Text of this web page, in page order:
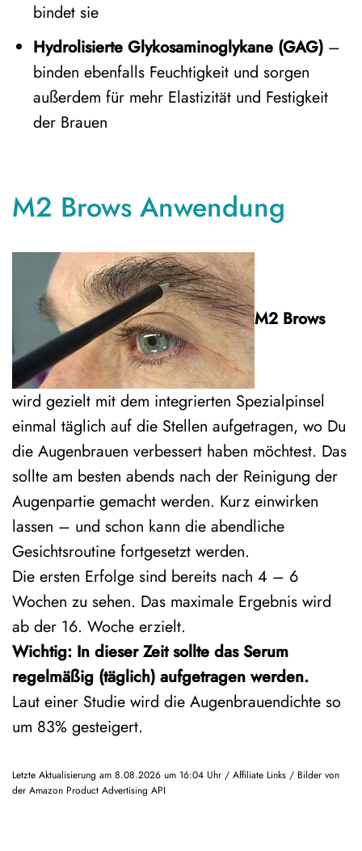
bindet sie
Hydrolisierte Glykosaminoglykane (GAG)–
binden ebenfalls Feuchtigkeit und sorgen
außerdem für mehr Elastizität und Festigkeit
der Brauen
M2 Brows Anwendung
M2 Brows
wird gezielt mit dem integrierten Spezialpinsel
einmal täglich auf die Stellen aufgetragen, wo Du
die Augenbrauen verbessert haben möchtest. Das
sollte am besten abends nach der Reinigung der
Augenpartie gemacht werden. Kurz einwirken
lassen – und schon kann die abendliche
Gesichtsroutine fortgesetzt werden.
Die ersten Erfolge sind bereits nach 4 – 6
Wochen zu sehen. Das maximale Ergebnis wird
ab der 16. Woche erzielt.
Wichtig: In dieser Zeit sollte das Serum
regelmäßig (täglich) aufgetragen werden.
Laut einer Studie wird die Augenbrauendichte so
um 83% gesteigert.
Letzte Aktualisierung am 8.08.2026 um 16:04 Uhr / Affiliate Links / Bilder von
der Amazon Product Advertising API